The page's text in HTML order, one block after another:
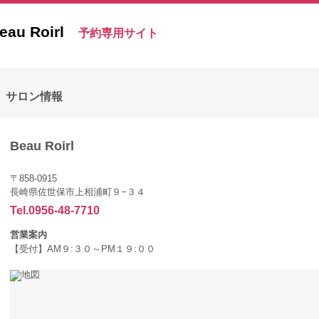
Roirl 予約専用サイト
サロン情報
Beau Roirl
〒858-0915
長崎県佐世保市上相浦町９−３４
Tel.0956-48-7710
営業案内
【受付】AM９:３０～PM１９:００